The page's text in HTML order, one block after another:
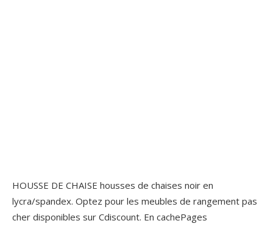
HOUSSE DE CHAISE housses de chaises noir en
lycra/spandex. Optez pour les meubles de rangement pas
cher disponibles sur Cdiscount. En cachePages